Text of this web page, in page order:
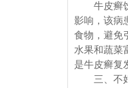
牛皮癣
影响，该病
食物，避免
水果和蔬菜
是牛皮癣复
三、不